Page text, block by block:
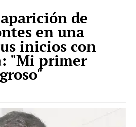
de
en una
inicios con
"Mi primer